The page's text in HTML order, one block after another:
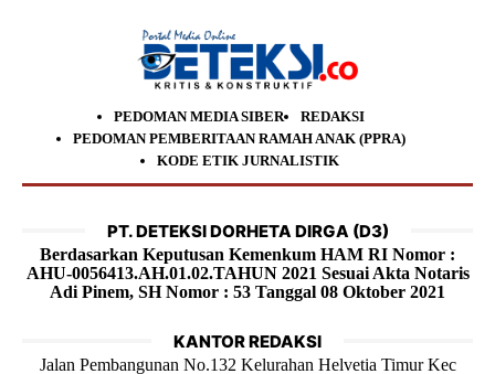
PEDOMAN MEDIA SIBER
REDAKSI
PEDOMAN PEMBERITAAN RAMAH ANAK (PPRA)
KODE ETIK JURNALISTIK
PT. DETEKSI DORHETA DIRGA (D3)
Berdasarkan Keputusan Kemenkum HAM RI Nomor :
AHU-0056413.AH.01.02.TAHUN 2021 Sesuai Akta Notaris
Adi Pinem, SH Nomor : 53 Tanggal 08 Oktober 2021
KANTOR REDAKSI
Jalan Pembangunan No.132 Kelurahan Helvetia Timur Kec